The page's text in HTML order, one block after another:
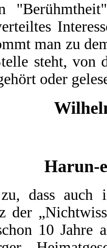
man zu
steht, von
oder
Harun-
dass auch
der
10 Jahre